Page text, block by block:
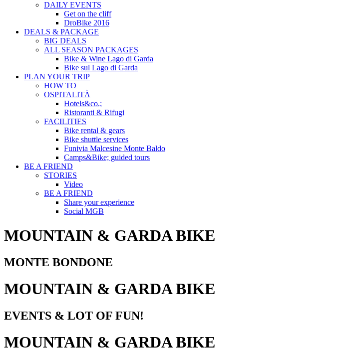
DAILY EVENTS
Get on the cliff
DroBike 2016
DEALS & PACKAGE
BIG DEALS
ALL SEASON PACKAGES
Bike & Wine Lago di Garda
Bike sul Lago di Garda
PLAN YOUR TRIP
HOW TO
OSPITALITÀ
Hotels&co.;
Ristoranti & Rifugi
FACILITIES
Bike rental & gears
Bike shuttle services
Funivia Malcesine Monte Baldo
Camps&Bike; guided tours
BE A FRIEND
STORIES
Video
BE A FRIEND
Share your experience
Social MGB
MOUNTAIN & GARDA BIKE
MONTE BONDONE
MOUNTAIN & GARDA BIKE
EVENTS & LOT OF FUN!
MOUNTAIN & GARDA BIKE